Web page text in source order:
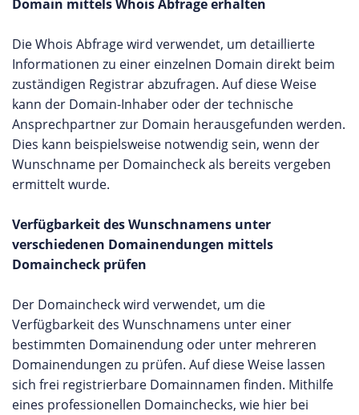
Domain mittels Whois Abfrage erhalten
Die Whois Abfrage wird verwendet, um detaillierte
Informationen zu einer einzelnen Domain direkt beim
zuständigen Registrar abzufragen. Auf diese Weise
kann der Domain-Inhaber oder der technische
Ansprechpartner zur Domain herausgefunden werden.
Dies kann beispielsweise notwendig sein, wenn der
Wunschname per Domaincheck als bereits vergeben
ermittelt wurde.
Verfügbarkeit des Wunschnamens unter
verschiedenen Domainendungen mittels
Domaincheck prüfen
Der Domaincheck wird verwendet, um die
Verfügbarkeit des Wunschnamens unter einer
bestimmten Domainendung oder unter mehreren
Domainendungen zu prüfen. Auf diese Weise lassen
sich frei registrierbare Domainnamen finden. Mithilfe
eines professionellen Domainchecks, wie hier bei